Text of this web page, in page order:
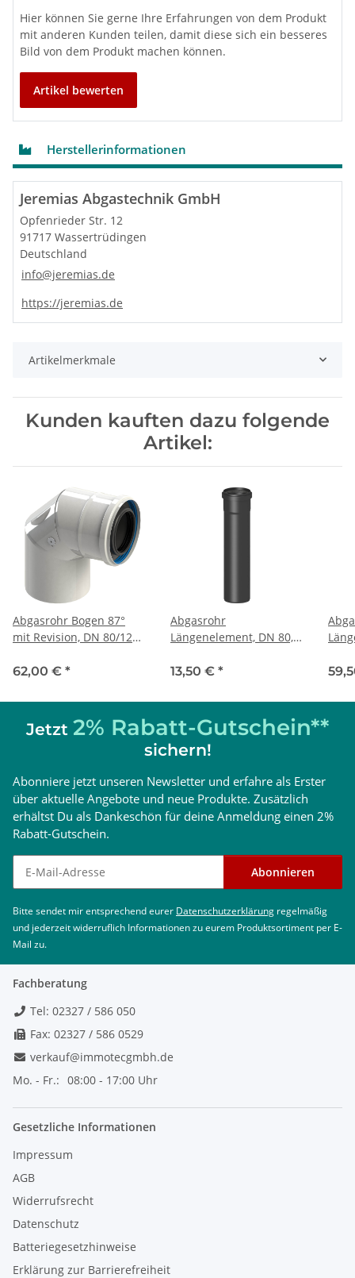
Technische Daten System TWIN-PL
Nennweiten Durchmesser
(Innenrohre / Außenrohre)
DN 80 / 125 mm
Material
innen
2,0 mm
Oberfläche
Betriebstemperatur
bis max. 120°C
Steckverbindung Muffe / Sicke mit
Klemmband / Dichtring
CE-Zertifikatsnummer
EN 14471
Hier können Sie gerne Ihre Erfahrungen von dem Produkt
mit anderen Kunden teilen, damit diese sich ein besseres
Bild von dem Produkt machen können.
Artikel bewerten
Herstellerinformationen
Jeremias Abgastechnik GmbH
Opfenrieder Str. 12
91717 Wassertrüdingen
Deutschland
info@jeremias.de
https://jeremias.de
Artikelmerkmale
Kunden kauften dazu folgende
Artikel:
Abgasrohr Bogen 87°
mit Revision, DN 80/125,
62,00 € *
Abgasrohr
Längenelement, DN 80,
Kunststoff PP
13,50 € *
Jetzt 2% Rabatt-Gutschein**
sichern!
Abonniere jetzt unseren Newsletter und erfahre als Erster
über aktuelle Angebote und neue Produkte. Zusätzlich
erhältst Du als Dankeschön für deine Anmeldung einen 2%
Rabatt-Gutschein.
Newsletter abonnieren Abonnieren
Bitte sendet mir entsprechend eurer Datenschutzerklärung regelmäßig
und jederzeit widerruflich Informationen zu eurem Produktsortiment per E-
Mail zu.
Fachberatung
Tel: 02327 / 586 050
Fax: 02327 / 586 0529
verkauf@immotecgmbh.de
Mo. - Fr.: 08:00 - 17:00 Uhr
Gesetzliche Informationen
Impressum
AGB
Widerrufsrecht
Datenschutz
Batteriegesetzhinweise
Erklärung zur Barrierefreiheit